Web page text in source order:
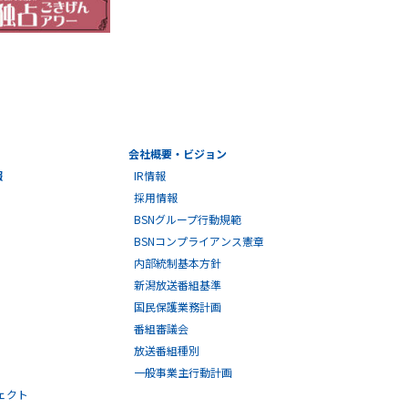
クト
会社概要・ビジョン
IR情報
採用情報
BSNグループ行動規範
BSNコンプライアンス憲章
内部統制基本方針
新潟放送番組基準
国民保護業務計画
番組審議会
放送番組種別
一般事業主行動計画